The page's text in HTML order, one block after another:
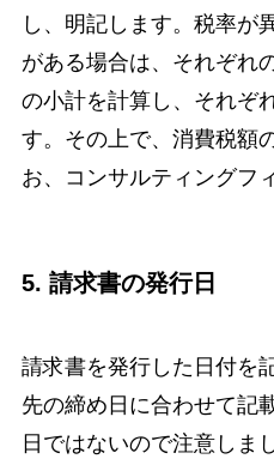
し、明記します。税率が
がある場合は、それぞれ
の小計を計算し、それぞ
す。その上で、消費税額
お、コンサルティングフ
5. 請求書の発行日
請求書を発行した日付を
先の締め日に合わせて記
日ではないので注意しま